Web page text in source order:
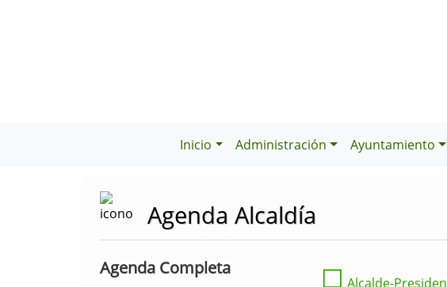
Inicio Administración Ayuntamiento
Agenda Alcaldía
Agenda Completa ☐ Alcalde-